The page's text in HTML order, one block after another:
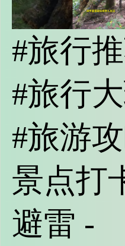
#旅行
#旅行
#旅游
景点打
避雷 -